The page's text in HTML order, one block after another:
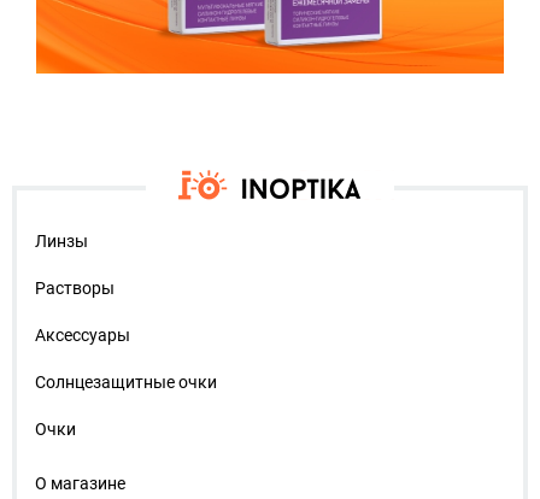
Линзы
Растворы
Аксессуары
Солнцезащитные очки
Очки
О магазине